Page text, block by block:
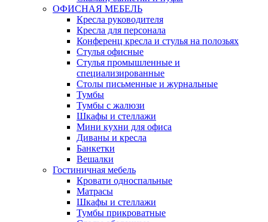
ОФИСНАЯ МЕБЕЛЬ
Кресла руководителя
Кресла для персонала
Конференц кресла и стулья на полозьях
Стулья офисные
Стулья промышленные и
специализированные
Столы письменные и журнальные
Тумбы
Тумбы с жалюзи
Шкафы и стеллажи
Мини кухни для офиса
Диваны и кресла
Банкетки
Вешалки
Гостиничная мебель
Кровати односпальные
Матрасы
Шкафы и стеллажи
Тумбы прикроватные